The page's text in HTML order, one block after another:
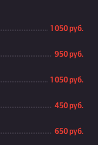
1 050 руб.
950 руб.
1 050 руб.
450 руб.
650 руб.